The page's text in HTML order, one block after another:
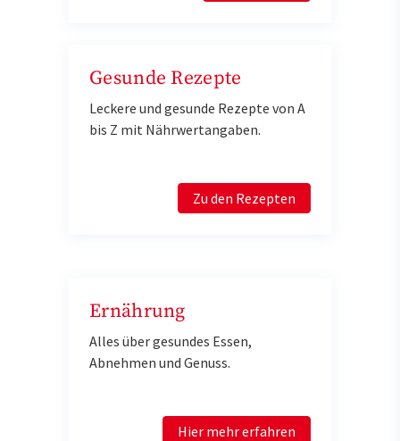
Gesunde Rezepte
Leckere und gesunde Rezepte von A
bis Z mit Nährwertangaben.
Zu den Rezepten
Ernährung
Alles über gesundes Essen,
Abnehmen und Genuss.
Hier mehr erfahren